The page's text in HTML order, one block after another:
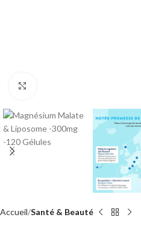
Accueil Santé & Beauté